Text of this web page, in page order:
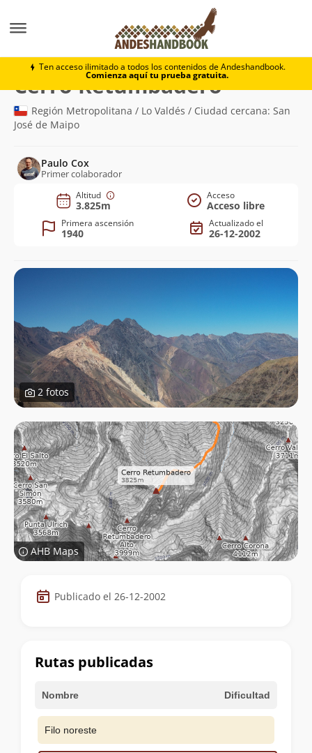
Ten acceso ilimitado a todos los contenidos de Andeshandbook.
Comienza aquí tu prueba gratuita.
Cerro Retumbadero
Cerro Retumbadero(3.825m)
Región Metropolitana / Lo Valdés / Ciudad cercana: San
José de Maipo
Paulo Cox
Primer colaborador
Altitud
3.825m
Acceso
Acceso libre
Primera ascensión
1940
Actualizado el
26-12-2002
2 fotos
AHB Maps
Datos
de
cumbre
Publicado el 26-12-2002
Rutas publicadas
Nombre Dificultad
Filo noreste